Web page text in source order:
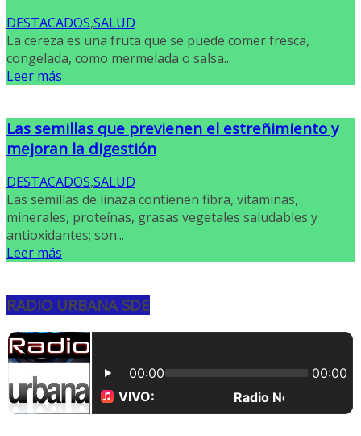
DESTACADOS,SALUD
La cereza es una fruta que se puede comer fresca,
congelada, como mermelada o salsa...
Leer más
Las semillas que previenen el estreñimiento y
mejoran la digestión
DESTACADOS,SALUD
Las semillas de linaza contienen fibra, vitaminas,
minerales, proteínas, grasas vegetales saludables y
antioxidantes; son...
Leer más
RADIO URBANA SDE